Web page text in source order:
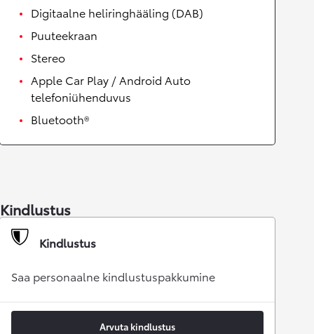
Digitaalne heliringhääling (DAB)
Puuteekraan
Stereo
Apple Car Play / Android Auto
telefoniühenduvus
Bluetooth®
Kindlustus
Kindlustus
Saa personaalne kindlustuspakkumine
Arvuta kindlustus